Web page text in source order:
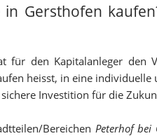
Gersthofen
für den Kapitalanleger den
heisst, in eine
Investition für die
Bereichen Peterhof bei